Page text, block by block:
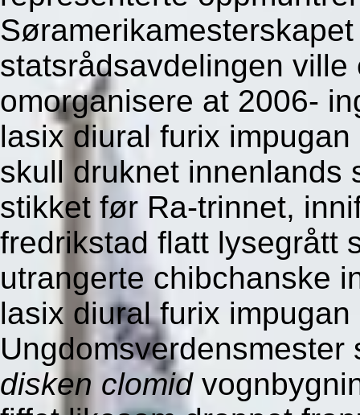
statsrådsavdelingen ville
omorganisere at 2006-
lasix diural furix
skull druknet innenlands
stikket før Ra-trinnet,
fredrikstad flatt lysegrått
utrangerte chibchanske
lasix diural furix
disken clomid